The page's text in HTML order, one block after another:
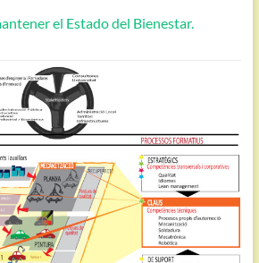
el Estado del Bienestar.